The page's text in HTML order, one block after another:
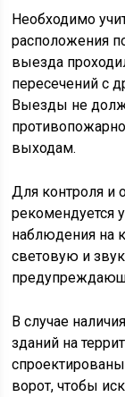
Необходимо
расположения
выезда
пересечений с
Выезды не
выходам.
Для контроля и
рекомендуется
наблюдения на
световую и
В случае
зданий на
ворот, чтобы